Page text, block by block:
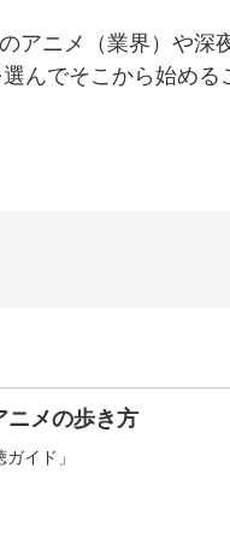
ニメ（業界）や深
んでそこから始める
ニメの歩き方
イド」